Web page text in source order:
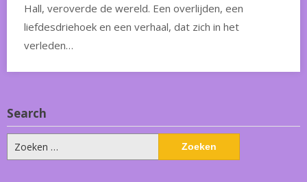
Hall, veroverde de wereld. Een overlijden, een
liefdesdriehoek en een verhaal, dat zich in het
verleden…
Search
Zoeken
naar: